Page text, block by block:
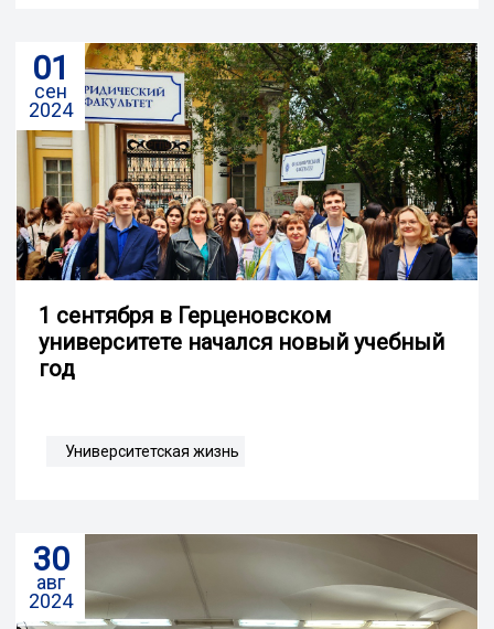
01
сен
2024
1 сентября в Герценовском
университете начался новый учебный
год
Университетская жизнь
30
авг
2024